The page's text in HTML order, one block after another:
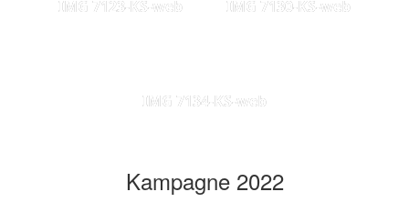
IMG 7123-KS-web IMG 7130-KS-web
IMG 7134-KS-web
Kampagne 2022